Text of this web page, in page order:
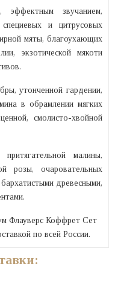
звучанием,
и цитрусовых
мяты, благоухающих
экзотической мякоти
утонченной гардении,
в обрамлении мягких
смолисто-хвойной
малины,
розы, очаровательных
древесными,
Флауверс Коффрет Сет
по всей России.